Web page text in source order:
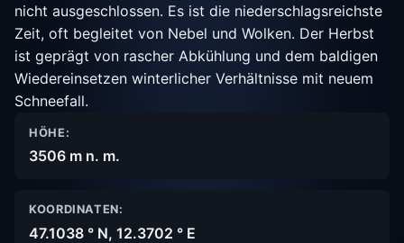
nicht ausgeschlossen. Es ist die niederschlagsreichste
Zeit, oft begleitet von Nebel und Wolken. Der Herbst
ist geprägt von rascher Abkühlung und dem baldigen
Wiedereinsetzen winterlicher Verhältnisse mit neuem
Schneefall.
HÖHE:
3506 m n. m.
KOORDINATEN:
47.1038 ° N, 12.3702 ° E